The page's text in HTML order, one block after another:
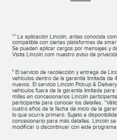
un La aplicación Lincoln, antes conocida
compatible con ciertas plataformas de
Se pueden aplicar cargos por mensajes y
Visita Lincoln.com nuestro aviso de
b El servicio de recolección y entrega de
vehículos dentro de la garantía limitada de
nuevos. El servicio Lincoln Pickup &
vehículos fuera de la garantía limitada
millas en concesionarios Lincoln
participante para conocer los detalles.
cuatro años de la fecha de inicio de la
lo que ocurra primero. Sujeto a
concesionario para más detalles. Lincoln
modificar o discontinuar con este